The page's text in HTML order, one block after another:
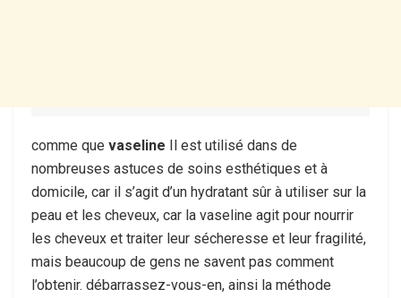
comme que vaseline Il est utilisé dans de
nombreuses astuces de soins esthétiques et à
domicile, car il s’agit d’un hydratant sûr à utiliser sur la
peau et les cheveux, car la vaseline agit pour nourrir
les cheveux et traiter leur sécheresse et leur fragilité,
mais beaucoup de gens ne savent pas comment
l’obtenir. débarrassez-vous-en, ainsi la méthode